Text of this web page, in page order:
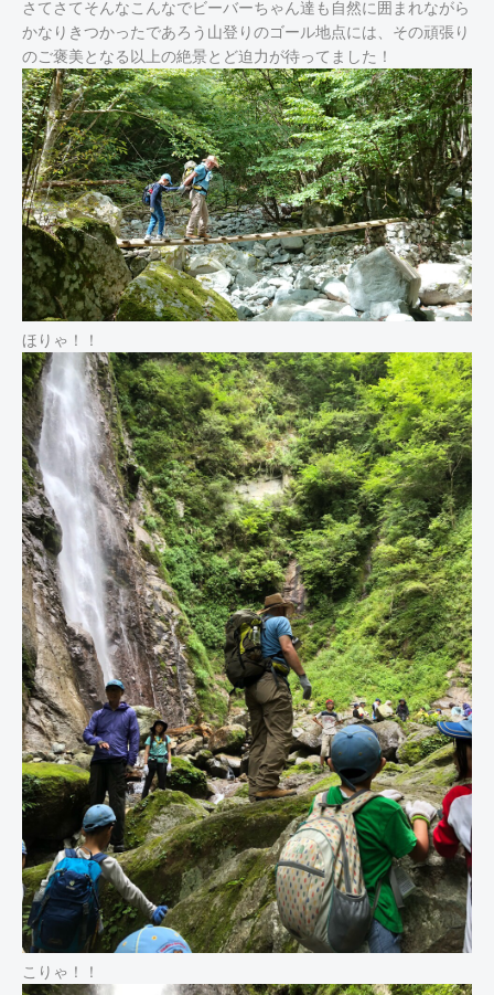
さてさてそんなこんなでビーバーちゃん達も自然に囲まれながら
かなりきつかったであろう山登りのゴール地点には、その頑張り
のご褒美となる以上の絶景とど迫力が待ってました！
ほりゃ！！
こりゃ！！